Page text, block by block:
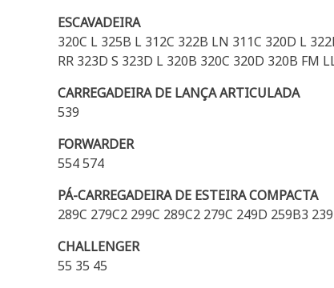
ESCAVADEIRA
320C L 325B L 312C 322B LN 311C 320D L
RR 323D S 323D L 320B 320C 320D 320B FM
CARREGADEIRA DE LANÇA ARTICULADA
539
FORWARDER
554 574
PÁ-CARREGADEIRA DE ESTEIRA COMPACTA
289C 279C2 299C 289C2 279C 249D 259B3
CHALLENGER
55 35 45